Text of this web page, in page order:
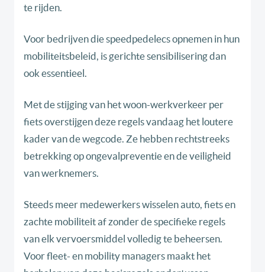
te rijden.
Voor bedrijven die speedpedelecs opnemen in hun
mobiliteitsbeleid, is gerichte sensibilisering dan
ook essentieel.
Met de stijging van het woon-werkverkeer per
fiets overstijgen deze regels vandaag het loutere
kader van de wegcode. Ze hebben rechtstreeks
betrekking op ongevalpreventie en de veiligheid
van werknemers.
Steeds meer medewerkers wisselen auto, fiets en
zachte mobiliteit af zonder de specifieke regels
van elk vervoersmiddel volledig te beheersen.
Voor fleet- en mobility managers maakt het